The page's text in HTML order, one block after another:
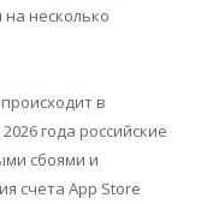
несколько
в
года российские
сбоями и
счета App Store